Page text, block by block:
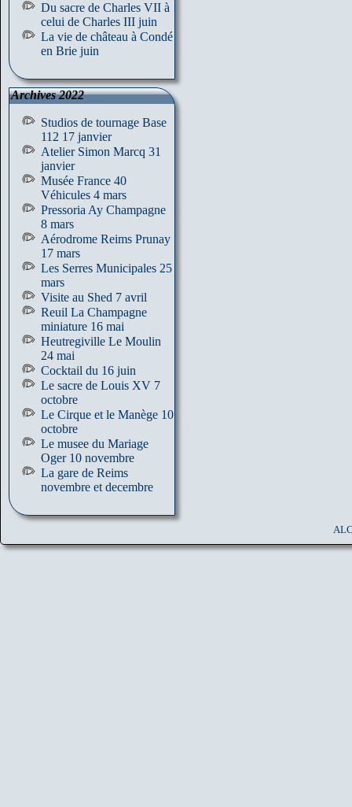
Du sacre de Charles VII à
celui de Charles III juin
La vie de château à Condé
en Brie juin
Archives 2022
Studios de tournage Base
112 17 janvier
Atelier Simon Marcq 31
janvier
Musée France 40
Véhicules 4 mars
Pressoria Ay Champagne
8 mars
Aérodrome Reims Prunay
17 mars
Les Serres Municipales 25
mars
Visite au Shed 7 avril
Reuil La Champagne
miniature 16 mai
Heutregiville Le Moulin
24 mai
Cocktail du 16 juin
Le sacre de Louis XV 7
octobre
Le Cirque et le Manège 10
octobre
Le musee du Mariage
Oger 10 novembre
La gare de Reims
novembre et decembre